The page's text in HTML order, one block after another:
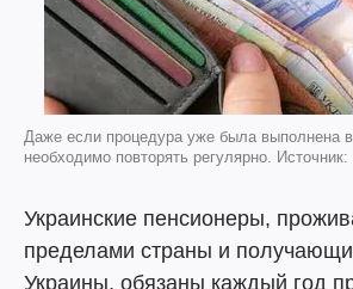
Даже если процедура уже была выполнена
необходимо повторять регулярно.
Украинские пенсионеры,
пределами страны и
Украины, обязаны каждый год